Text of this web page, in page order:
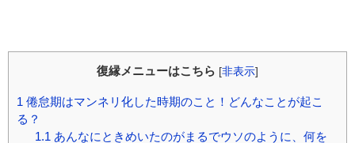
復縁メニューはこちら [非表示]
1 倦怠期はマンネリ化した時期のこと！どんなことが起こ
る？
1.1 あんなにときめいたのがまるでウソのように、何を